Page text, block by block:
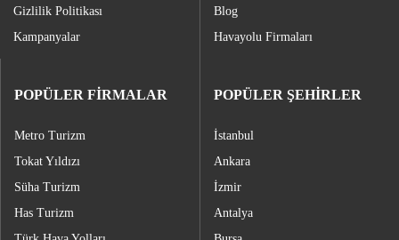
Gizlilik Politikası
Kampanyalar
Blog
Havayolu Firmaları
POPÜLER FİRMALAR
Metro Turizm
Tokat Yıldızı
Süha Turizm
Has Turizm
POPÜLER ŞEHİRLER
İstanbul
Ankara
İzmir
Antalya